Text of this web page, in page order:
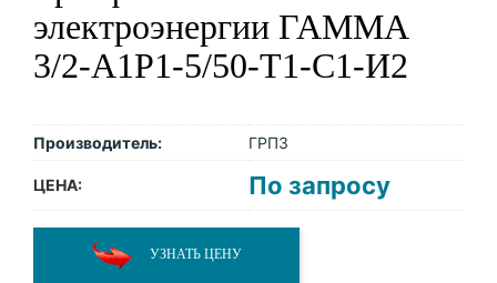
электроэнергии ГАММА
3/2-А1Р1-5/50-Т1-С1-И2
Производитель: ГРПЗ
ЦЕНА: По запросу
УЗНАТЬ ЦЕНУ